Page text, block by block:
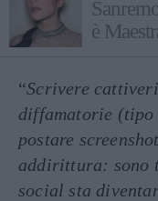
è
“Scrivere
diffamatorie
postare
addirittura: sono
social sta